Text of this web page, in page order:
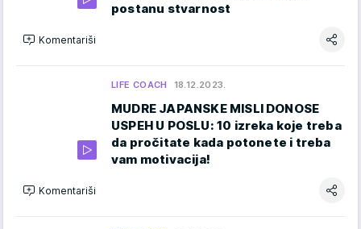
postanu stvarnost
Komentariši
LIFE COACH 18.12.2023.
MUDRE JAPANSKE MISLI DONOSE
USPEH U POSLU: 10 izreka koje treba
da pročitate kada potonete i treba
vam motivacija!
Komentariši